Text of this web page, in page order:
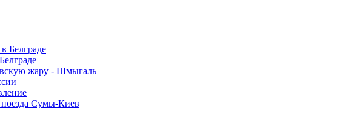
жару - Шмыгаль
поезда Сумы-Киев